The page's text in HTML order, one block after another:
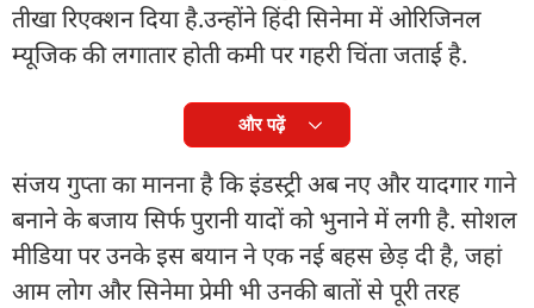
तीखा रिएक्शन दिया है.उन्होंने हिंदी सिनेमा में ओरिजिनल
म्यूजिक की लगातार होती कमी पर गहरी चिंता जताई है.
और पढ़ें
संजय गुप्ता का मानना है कि इंडस्ट्री अब नए और यादगार गाने
बनाने के बजाय सिर्फ पुरानी यादों को भुनाने में लगी है. सोशल
मीडिया पर उनके इस बयान ने एक नई बहस छेड़ दी है, जहां
आम लोग और सिनेमा प्रेमी भी उनकी बातों से पूरी तरह